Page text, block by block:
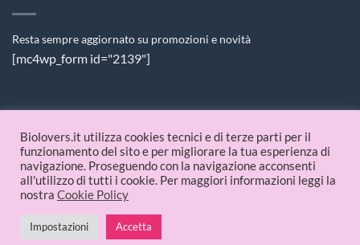
Resta sempre aggiornato su promozioni e novità
[mc4wp_form id="2139"]
PAGAMENTI ACCETTATI
© 2026 Biolovers.it | P.IVA 09336481214
Biolovers.it utilizza cookies tecnici e di terze parti per il
funzionamento del sito e per migliorare la tua esperienza di
navigazione. Proseguendo con la navigazione acconsenti
all'utilizzo di tutti i cookie. Per maggiori informazioni leggi la
nostra Cookie Policy
Impostazioni Accetta